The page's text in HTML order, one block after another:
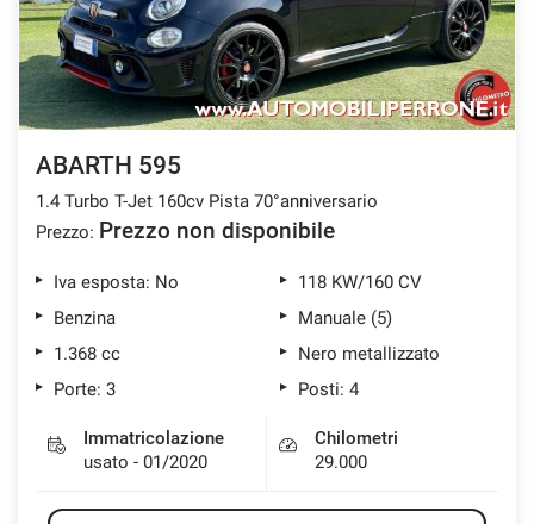
ASSISTENZA POST VENDITA
CONTATTI
NEWS
AREA COMMERCIANTI
ABARTH 595
1.4 Turbo T-Jet 160cv Pista 70°anniversario
Prezzo: Prezzo non disponibile
Iva esposta: No
118 KW/160 CV
Benzina
Manuale (5)
1.368 cc
Nero metallizzato
Porte: 3
Posti: 4
Immatricolazione
usato - 01/2020
Chilometri
29.000
tracciamento
che
adottiamo
per
offrire
le
funzionalità
e
svolgere
le
attività
seguito
descritte.
ottenere
maggiori
sull'utilità
funzionamento